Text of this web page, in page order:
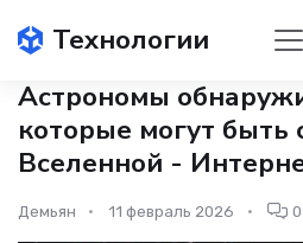
Технологии
Астрономы
которые могут быть
Вселенной -
Демьян 11 февраль 2026 0